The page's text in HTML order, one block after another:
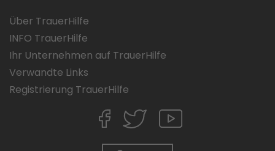
Über TrauerHilfe
INFO TrauerHilfe
Ihr Unternehmen auf TrauerHilfe
Verwandte Links
Registrierung TrauerHilfe